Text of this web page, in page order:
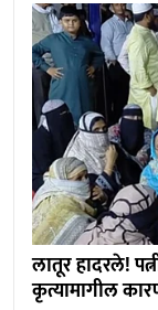
लातूर हादरले!
कृत्यामागील